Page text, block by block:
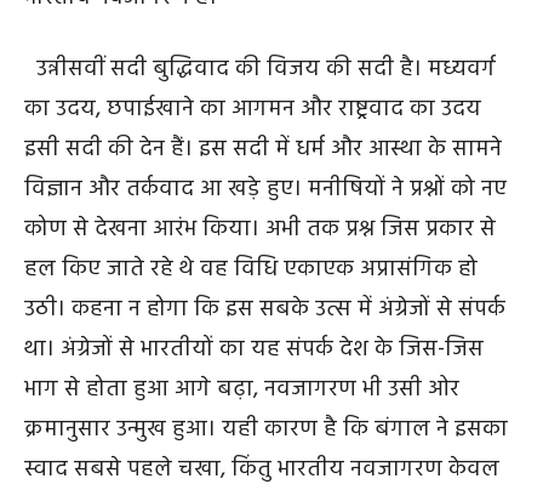
उन्नीसवीं सदी बुद्धिवाद की विजय की सदी है। मध्यवर्ग
का उदय, छपाईखाने का आगमन और राष्ट्रवाद का उदय
इसी सदी की देन हैं। इस सदी में धर्म और आस्था के सामने
विज्ञान और तर्कवाद आ खड़े हुए। मनीषियों ने प्रश्नों को नए
कोण से देखना आरंभ किया। अभी तक प्रश्न जिस प्रकार से
हल किए जाते रहे थे वह विधि एकाएक अप्रासंगिक हो
उठी। कहना न होगा कि इस सबके उत्स में अंग्रेजों से संपर्क
था। अंग्रेजों से भारतीयों का यह संपर्क देश के जिस-जिस
भाग से होता हुआ आगे बढ़ा, नवजागरण भी उसी ओर
क्रमानुसार उन्मुख हुआ। यही कारण है कि बंगाल ने इसका
स्वाद सबसे पहले चखा, किंतु भारतीय नवजागरण केवल